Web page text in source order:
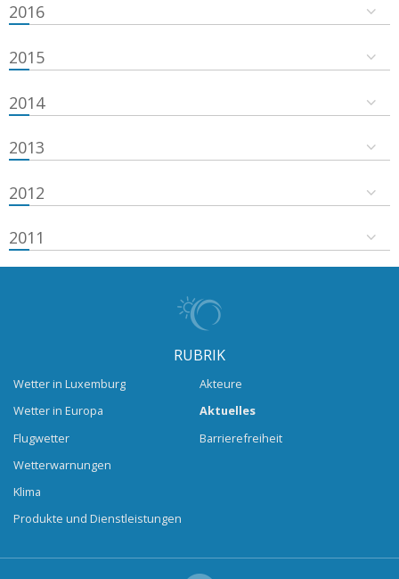
2016
2015
2014
2013
2012
2011
RUBRIK
Wetter in Luxemburg
Wetter in Europa
Flugwetter
Wetterwarnungen
Klima
Produkte und Dienstleistungen
Akteure
Aktuelles
Barrierefreiheit